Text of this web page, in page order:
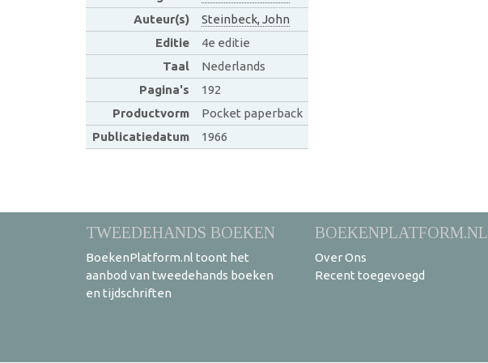
Auteur(s)
Steinbeck, John
Editie
4e editie
Taal
Nederlands
Pagina's
192
Productvorm
Pocket paperback
Publicatiedatum
1966
TWEEDEHANDS BOEKEN
BoekenPlatform.nl toont het
aanbod van tweedehands boeken
en tijdschriften
BOEKENPLATFORM.NL
Over Ons
Recent toegevoegd